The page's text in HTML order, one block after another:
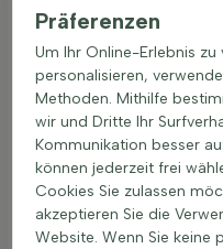
halten. Pflegeleichte
neutralen bis leicht sauren
und 7 ist ideal. Faktoren
können den pH-Wert
Überprüfung des pH-
Bedingungen für
Pflanzzeit für
Pflanzen wie pflegeleichte
Jahr über gepflanzt
werden, außer bei Frost.
Präferenzen
Um Ihr Online-Erlebnis zu
personalisieren,
Methoden. Mithilfe
wir und Dritte Ihr
Kommunikation besser
können jederzeit frei
Cookies Sie zulassen
akzeptieren Sie die
Website. Wenn Sie keine